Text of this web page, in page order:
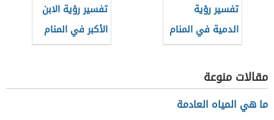
تفسير رؤية
الدمية في المنام
تفسير رؤية الابن
الأكبر في المنام
مقالات منوعة
ما هي المياه العادمة